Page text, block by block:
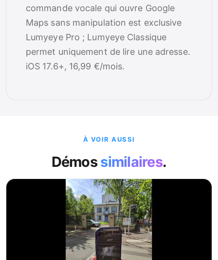
commande vocale qui ouvre Google
Maps sans manipulation est exclusive
Lumyeye Pro ; Lumyeye Classique
permet uniquement de lire une adresse.
iOS 17.6+, 16,99 €/mois.
À VOIR AUSSI
Démossimilaires.